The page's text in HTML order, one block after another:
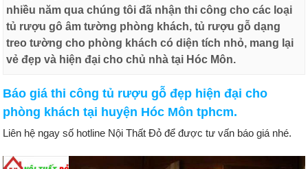
nhiều năm qua chúng tôi đã nhận thi công cho các loại
tủ rượu gô âm tường phòng khách, tủ rượu gỗ dạng
treo tường cho phòng khách có diện tích nhỏ, mang lại
vẻ đẹp và hiện đại cho chủ nhà tại Hóc Môn.
Báo giá thi công tủ rượu gỗ đẹp hiện đại cho
phòng khách tại huyện Hóc Môn tphcm.
Liên hệ ngay số hotline Nội Thất Đỏ để được tư vấn báo giá nhé.